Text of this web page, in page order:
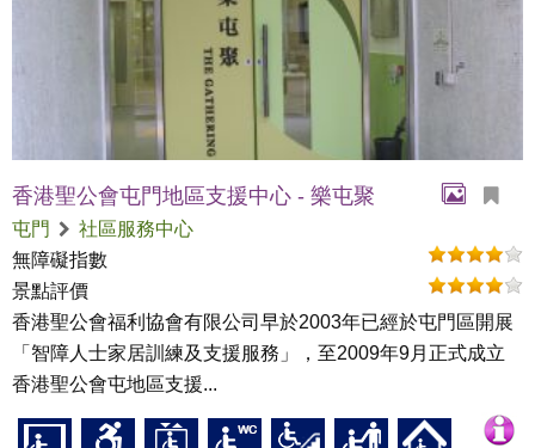
香港聖公會屯門地區支援中心 - 樂屯聚
屯門
社區服務中心
無障礙指數
景點評價
香港聖公會福利協會有限公司早於2003年已經於屯門區開展
「智障人士家居訓練及支援服務」，至2009年9月正式成立
香港聖公會屯地區支援...